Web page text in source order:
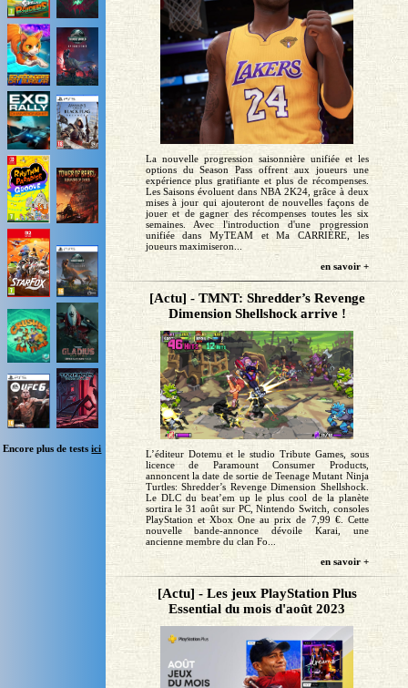
Encore plus de testsici
La nouvelle progression saisonnière unifiée et les
options du Season Pass offrent aux joueurs une
expérience plus gratifiante et plus de récompenses.
Les Saisons évoluent dans NBA 2K24, grâce à deux
mises à jour qui ajouteront de nouvelles façons de
jouer et de gagner des récompenses toutes les six
semaines. Avec l'introduction d'une progression
unifiée dans MyTEAM et Ma CARRIÈRE, les
joueurs maximiseron...
en savoir +
[Actu] - TMNT: Shredder’s Revenge
Dimension Shellshock arrive !
L’éditeur Dotemu et le studio Tribute Games, sous
licence de Paramount Consumer Products,
annoncent la date de sortie de Teenage Mutant Ninja
Turtles: Shredder’s Revenge Dimension Shellshock.
Le DLC du beat’em up le plus cool de la planète
sortira le 31 août sur PC, Nintendo Switch, consoles
PlayStation et Xbox One au prix de 7,99 €. Cette
nouvelle bande-annonce dévoile Karai, une
ancienne membre du clan Fo...
en savoir +
[Actu] - Les jeux PlayStation Plus
Essential du mois d'août 2023